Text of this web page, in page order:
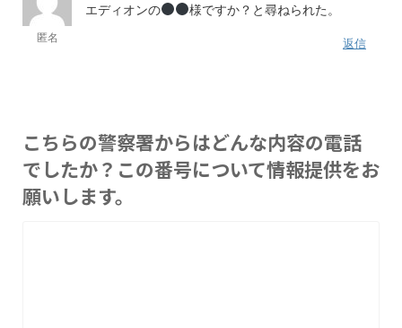
匿名
エディオンの 様ですか？と尋ねられた。
返信
こちらの警察署からはどんな内容の電話
でしたか？この番号について情報提供をお
願いします。